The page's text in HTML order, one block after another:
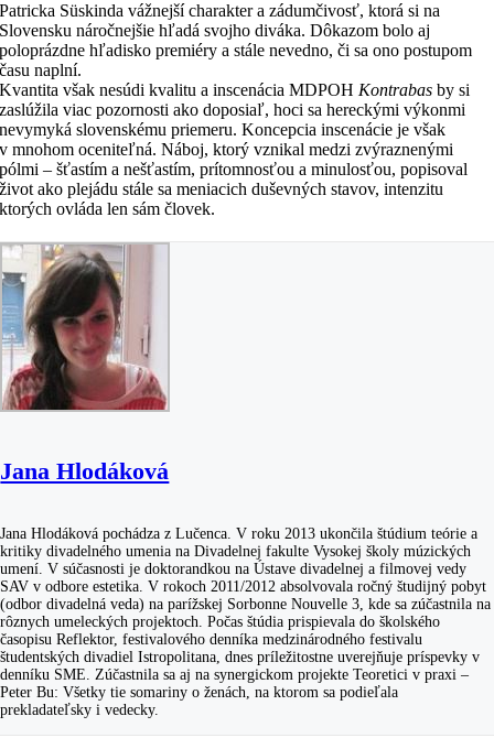
Patricka Süskinda vážnejší charakter a zádumčivosť, ktorá si na
Slovensku náročnejšie hľadá svojho diváka. Dôkazom bolo aj
poloprázdne hľadisko premiéry a stále nevedno, či sa ono postupom
času naplní.
Kvantita však nesúdi kvalitu a inscenácia MDPOH Kontrabas by si
zaslúžila viac pozornosti ako doposiaľ, hoci sa hereckými výkonmi
nevymyká slovenskému priemeru. Koncepcia inscenácie je však
v mnohom oceniteľná. Náboj, ktorý vznikal medzi zvýraznenými
pólmi – šťastím a nešťastím, prítomnosťou a minulosťou, popisoval
život ako plejádu stále sa meniacich duševných stavov, intenzitu
ktorých ovláda len sám človek.
Jana Hlodáková
Jana Hlodáková pochádza z Lučenca. V roku 2013 ukončila štúdium teórie a
kritiky divadelného umenia na Divadelnej fakulte Vysokej školy múzických
umení. V súčasnosti je doktorandkou na Ústave divadelnej a filmovej vedy
SAV v odbore estetika. V rokoch 2011/2012 absolvovala ročný študijný pobyt
(odbor divadelná veda) na parížskej Sorbonne Nouvelle 3, kde sa zúčastnila na
rôznych umeleckých projektoch. Počas štúdia prispievala do školského
časopisu Reflektor, festivalového denníka medzinárodného festivalu
študentských divadiel Istropolitana, dnes príležitostne uverejňuje príspevky v
denníku SME. Zúčastnila sa aj na synergickom projekte Teoretici v praxi –
Peter Bu: Všetky tie somariny o ženách, na ktorom sa podieľala
prekladateľsky i vedecky.